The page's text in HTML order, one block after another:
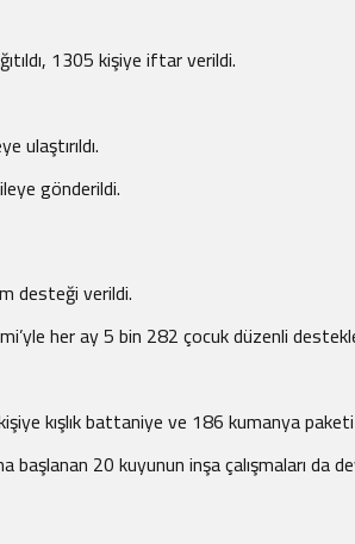
1305 kişiye iftar verildi.
ulaştırıldı.
gönderildi.
desteği verildi.
her ay 5 bin 282 çocuk düzenli
kışlık battaniye ve 186 kumanya paketi
başlanan 20 kuyunun inşa çalışmaları da